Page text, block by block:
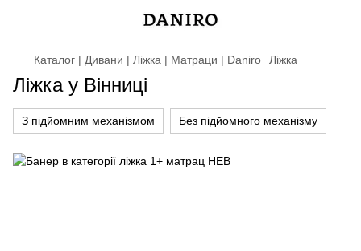
Каталог | Дивани | Ліжка | Матраци | Daniro Ліжка
Ліжка у Вінниці
З підйомним механізмом Без підйомного механізму